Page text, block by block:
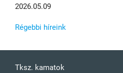
2026.05.09
Régebbi híreink
Tksz. kamatok